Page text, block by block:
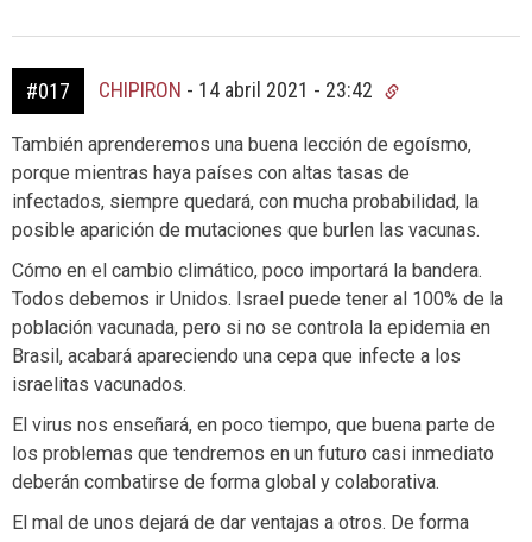
#017 CHIPIRON - 14 abril 2021 - 23:42
También aprenderemos una buena lección de egoísmo,
porque mientras haya países con altas tasas de
infectados, siempre quedará, con mucha probabilidad, la
posible aparición de mutaciones que burlen las vacunas.
Cómo en el cambio climático, poco importará la bandera.
Todos debemos ir Unidos. Israel puede tener al 100% de la
población vacunada, pero si no se controla la epidemia en
Brasil, acabará apareciendo una cepa que infecte a los
israelitas vacunados.
El virus nos enseñará, en poco tiempo, que buena parte de
los problemas que tendremos en un futuro casi inmediato
deberán combatirse de forma global y colaborativa.
El mal de unos dejará de dar ventajas a otros. De forma